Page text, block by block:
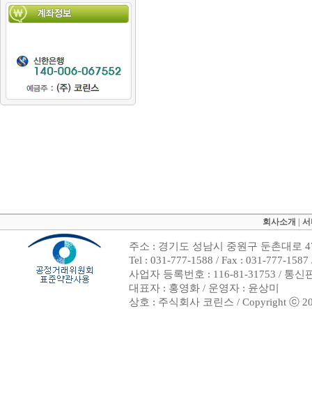
회사소개
주소 : 경기도 성남시 중원구 둔촌대로
Tel : 031-777-1588 / Fax : 031-777-
사업자 등록번호 : 116-81-31753 / 통신
대표자 : 홍영화 / 운영자 : 윤상미
상호 : 주식회사 코린스 / Copyright ⓒ